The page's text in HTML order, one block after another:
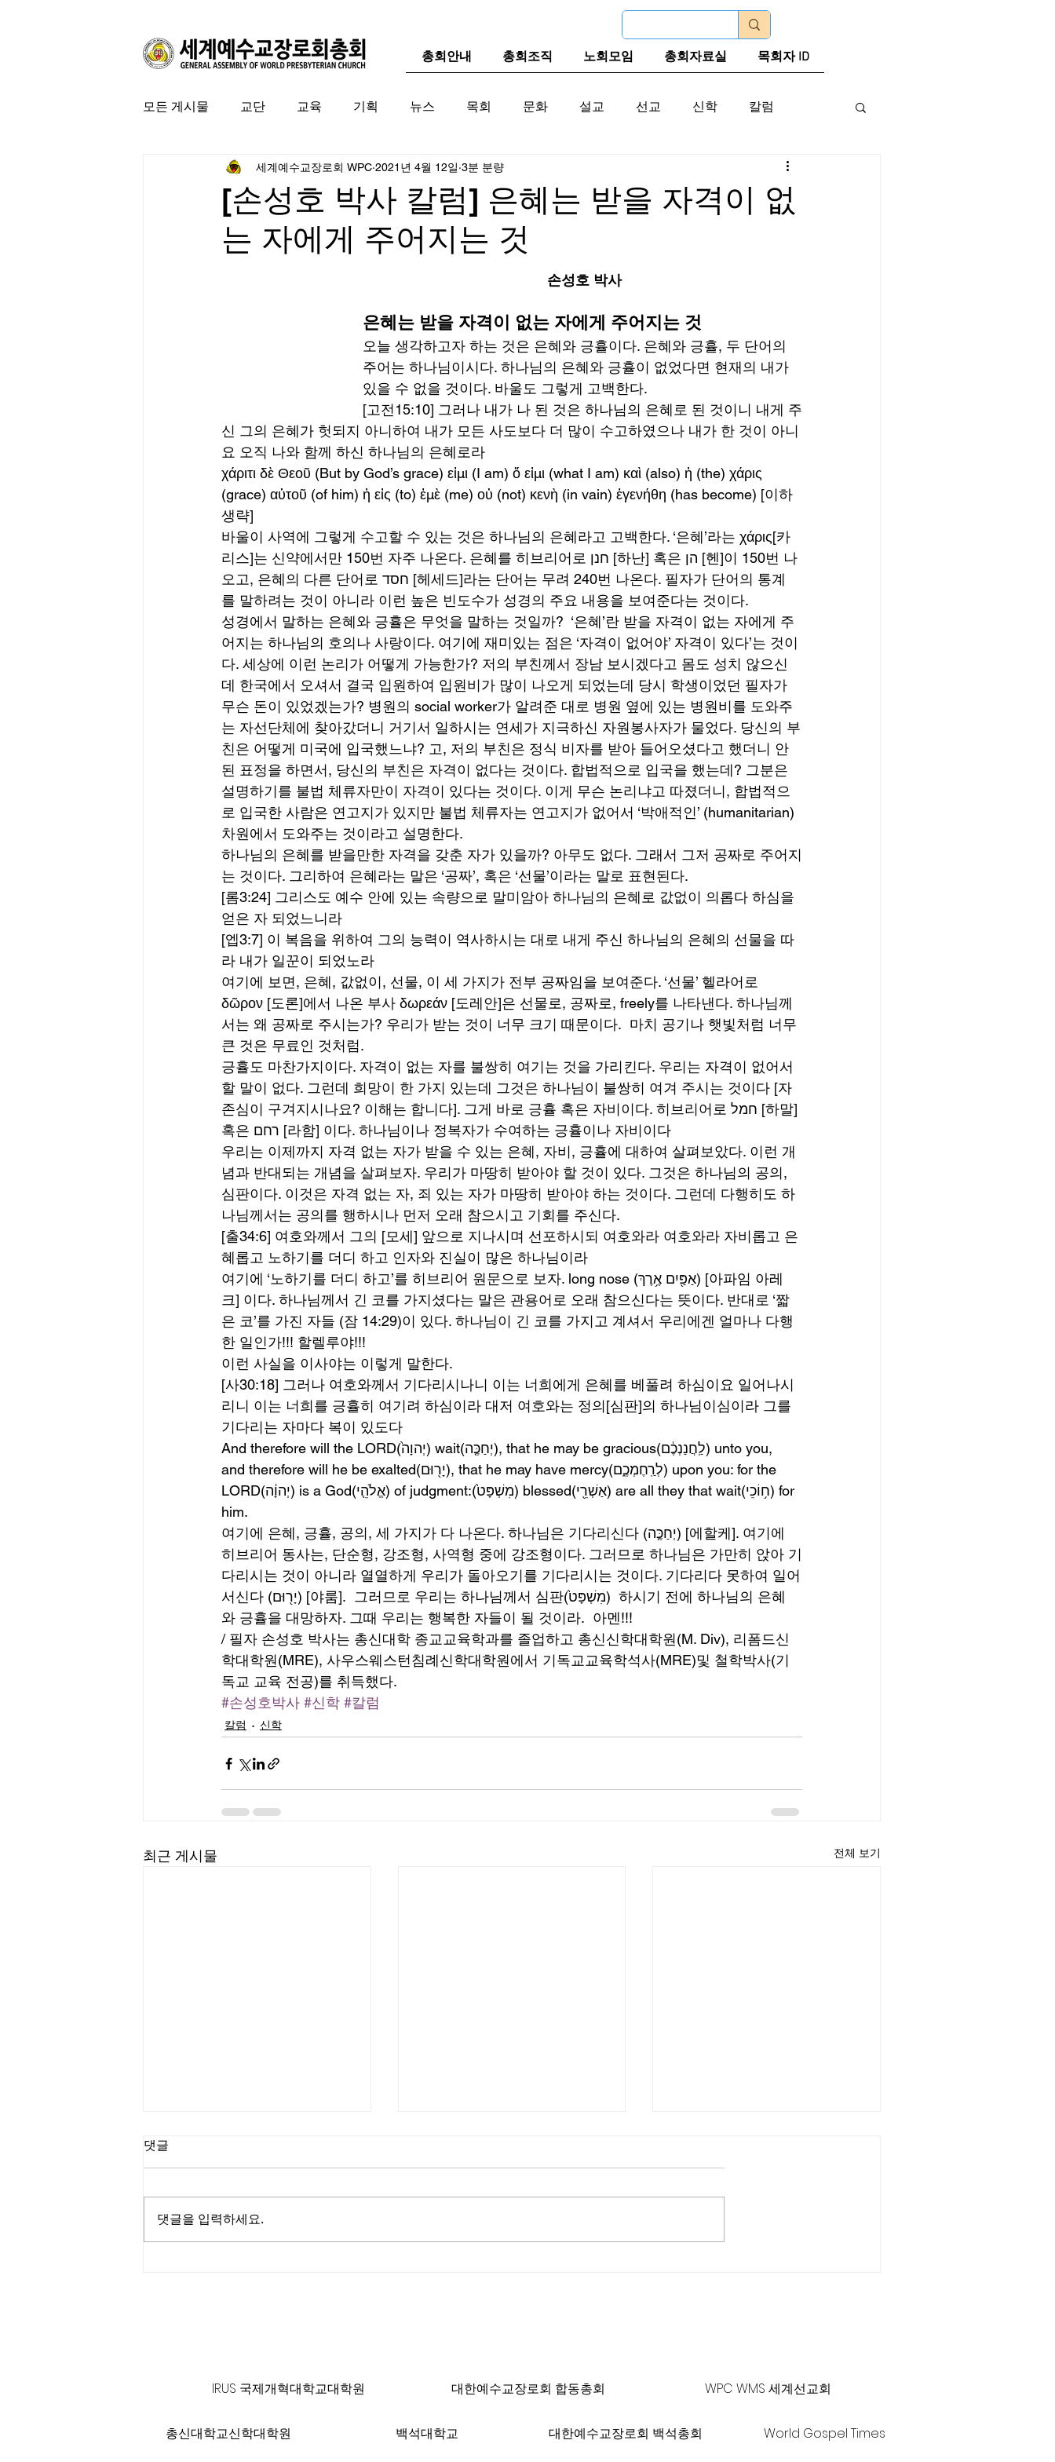
총회안내 총회조직 노회모임 총회자료실 목회자 ID
모든 게시물 교단 교육 기획 뉴스 목회 문화 설교 선교 신학 칼럼
특집 미국 교계 한국 교계 교단역사
[손성호 박사 칼럼] 은혜는 받을 자격이 없
는 자에게 주어지는 것
세계예수교장로회 WPC 2021년 4월 12일 3분 분량
손성호 박사
은혜는 받을 자격이 없는 자에게 주어지는 것
오늘 생각하고자 하는 것은 은혜와 긍휼이다. 은혜와 긍휼, 두 단어의
주어는 하나님이시다. 하나님의 은혜와 긍휼이 없었다면 현재의 내가
있을 수 없을 것이다. 바울도 그렇게 고백한다.
[고전15:10] 그러나 내가 나 된 것은 하나님의 은혜로 된 것이니 내게 주
신 그의 은혜가 헛되지 아니하여 내가 모든 사도보다 더 많이 수고하였으나 내가 한 것이 아니
요 오직 나와 함께 하신 하나님의 은혜로라
χάριτι δὲ Θεοῦ (But by God’s grace) εἰμι (I am) ὅ εἰμι (what I am) καὶ (also) ἡ (the) χάρις
(grace) αὐτοῦ (of him) ἡ εἰς (to) ἐμὲ (me) οὐ (not) κενὴ (in vain) ἐγενήθη (has become) [이하
생략]
바울이 사역에 그렇게 수고할 수 있는 것은 하나님의 은혜라고 고백한다. ‘은혜’라는 χάρις[카
리스]는 신약에서만 150번 자주 나온다. 은혜를 히브리어로 חנן [하난] 혹은 הן [헨]이 150번 나
오고, 은혜의 다른 단어로 חסד [헤세드]라는 단어는 무려 240번 나온다. 필자가 단어의 통계
를 말하려는 것이 아니라 이런 높은 빈도수가 성경의 주요 내용을 보여준다는 것이다.
성경에서 말하는 은혜와 긍휼은 무엇을 말하는 것일까?  ‘은혜’란 받을 자격이 없는 자에게 주
어지는 하나님의 호의나 사랑이다. 여기에 재미있는 점은 ‘자격이 없어야’ 자격이 있다’는 것이
다. 세상에 이런 논리가 어떻게 가능한가? 저의 부친께서 장남 보시겠다고 몸도 성치 않으신
데 한국에서 오셔서 결국 입원하여 입원비가 많이 나오게 되었는데 당시 학생이었던 필자가
무슨 돈이 있었겠는가? 병원의 social worker가 알려준 대로 병원 옆에 있는 병원비를 도와주
는 자선단체에 찾아갔더니 거기서 일하시는 연세가 지극하신 자원봉사자가 물었다. 당신의 부
친은 어떻게 미국에 입국했느냐? 고, 저의 부친은 정식 비자를 받아 들어오셨다고 했더니 안
된 표정을 하면서, 당신의 부친은 자격이 없다는 것이다. 합법적으로 입국을 했는데? 그분은
설명하기를 불법 체류자만이 자격이 있다는 것이다. 이게 무슨 논리냐고 따졌더니, 합법적으
로 입국한 사람은 연고지가 있지만 불법 체류자는 연고지가 없어서 ‘박애적인’ (humanitarian)
차원에서 도와주는 것이라고 설명한다.
하나님의 은혜를 받을만한 자격을 갖춘 자가 있을까? 아무도 없다. 그래서 그저 공짜로 주어지
는 것이다. 그리하여 은혜라는 말은 ‘공짜’, 혹은 ‘선물’이라는 말로 표현된다.
[롬3:24] 그리스도 예수 안에 있는 속량으로 말미암아 하나님의 은혜로 값없이 의롭다 하심을
얻은 자 되었느니라
[엡3:7] 이 복음을 위하여 그의 능력이 역사하시는 대로 내게 주신 하나님의 은혜의 선물을 따
라 내가 일꾼이 되었노라
여기에 보면, 은혜, 값없이, 선물, 이 세 가지가 전부 공짜임을 보여준다. ‘선물’ 헬라어로
δῶρον [도론]에서 나온 부사 δωρεάν [도레안]은 선물로, 공짜로, freely를 나타낸다. 하나님께
서는 왜 공짜로 주시는가? 우리가 받는 것이 너무 크기 때문이다.  마치 공기나 햇빛처럼 너무
큰 것은 무료인 것처럼.
긍휼도 마찬가지이다. 자격이 없는 자를 불쌍히 여기는 것을 가리킨다. 우리는 자격이 없어서
할 말이 없다. 그런데 희망이 한 가지 있는데 그것은 하나님이 불쌍히 여겨 주시는 것이다 [자
존심이 구겨지시나요? 이해는 합니다]. 그게 바로 긍휼 혹은 자비이다. 히브리어로 חמל [하말]
혹은 רחם [라함] 이다. 하나님이나 정복자가 수여하는 긍휼이나 자비이다
우리는 이제까지 자격 없는 자가 받을 수 있는 은혜, 자비, 긍휼에 대하여 살펴보았다. 이런 개
념과 반대되는 개념을 살펴보자. 우리가 마땅히 받아야 할 것이 있다. 그것은 하나님의 공의,
심판이다. 이것은 자격 없는 자, 죄 있는 자가 마땅히 받아야 하는 것이다. 그런데 다행히도 하
나님께서는 공의를 행하시나 먼저 오래 참으시고 기회를 주신다.
[출34:6] 여호와께서 그의 [모세] 앞으로 지나시며 선포하시되 여호와라 여호와라 자비롭고 은
혜롭고 노하기를 더디 하고 인자와 진실이 많은 하나님이라
여기에 ‘노하기를 더디 하고’를 히브리어 원문으로 보자. long nose (אַפַּ֖יִם אֶ֥רֶךְ) [아파임 아레
크] 이다. 하나님께서 긴 코를 가지셨다는 말은 관용어로 오래 참으신다는 뜻이다. 반대로 ‘짧
은 코’를 가진 자들 (잠 14:29)이 있다. 하나님이 긴 코를 가지고 계셔서 우리에겐 얼마나 다행
한 일인가!!! 할렐루야!!!
이런 사실을 이사야는 이렇게 말한다.
[사30:18] 그러나 여호와께서 기다리시나니 이는 너희에게 은혜를 베풀려 하심이요 일어나시
리니 이는 너희를 긍휼히 여기려 하심이라 대저 여호와는 정의[심판]의 하나님이심이라 그를
기다리는 자마다 복이 있도다
And therefore will the LORD(יְהוָה֙) wait(יְחַכֶּ֤ה), that he may be gracious(לַֽחֲנַנְכֶ֔ם) unto you,
and therefore will he be exalted(יָר֖וּם), that he may have mercy(לְרַֽחֶמְכֶ֑ם) upon you: for the
LORD(יְהוָ֔ה) is a God(אֱלֹהֵ֤י) of judgment:(מִשְׁפָּט֙) blessed(אַשְׁרֵ֖י) are all they that wait(ח֥וֹכֵי) for
him.
여기에 은혜, 긍휼, 공의, 세 가지가 다 나온다. 하나님은 기다리신다 (יְחַכֶּ֤ה) [에할케]. 여기에
히브리어 동사는, 단순형, 강조형, 사역형 중에 강조형이다. 그러므로 하나님은 가만히 앉아 기
다리시는 것이 아니라 열열하게 우리가 돌아오기를 기다리시는 것이다. 기다리다 못하여 일어
서신다 (יָר֖וּם) [야룸].  그러므로 우리는 하나님께서 심판(מִשְׁפָּט֙)  하시기 전에 하나님의 은혜
와 긍휼을 대망하자. 그때 우리는 행복한 자들이 될 것이라.  아멘!!!
/ 필자 손성호 박사는 총신대학 종교교육학과를 졸업하고 총신신학대학원(M. Div), 리폼드신
학대학원(MRE), 사우스웨스턴침례신학대학원에서 기독교교육학석사(MRE)및 철학박사(기
독교 교육 전공)를 취득했다.
#손성호박사 #신학 #칼럼
칼럼 신학
최근 게시물 전체 보기
[박헌승 목사 칼럼] 소풍
댓글
댓글을 입력하세요.
IRUS 국제개혁대학교대학원 대한예수교장로회 합동총회 WPC WMS 세계선교회
총신대학교신학대학원 백석대학교 대한예수교장로회 백석총회 World Gospel Times